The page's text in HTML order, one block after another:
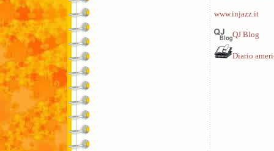
www.injazz.it
QJ Blog
Diario